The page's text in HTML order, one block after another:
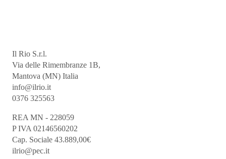
Il Rio S.r.l.
Via delle Rimembranze 1B,
Mantova (MN) Italia
info@ilrio.it
0376 325563
REA MN - 228059
P IVA 02146560202
Cap. Sociale 43.889,00€
ilrio@pec.it